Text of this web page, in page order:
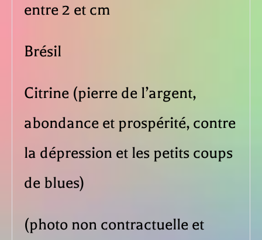
entre 2 et cm
Brésil
Citrine (pierre de l’argent,
abondance et prospérité, contre
la dépression et les petits coups
de blues)
(photo non contractuelle et